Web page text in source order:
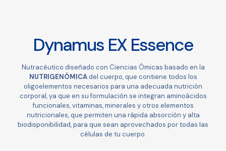
Dynamus EX Essence
Nutracéutico diseñado con Ciencias Ómicas basado en la
NUTRIGENÓMICAdel cuerpo, que contiene todos los
oligoelementos necesarios para una adecuada nutrición
corporal, ya que en su formulación se integran aminoácidos
funcionales, vitaminas, minerales y otros elementos
nutricionales, que permiten una rápida absorción y alta
biodisponibilidad, para que sean aprovechados por todas las
células de tu cuerpo.